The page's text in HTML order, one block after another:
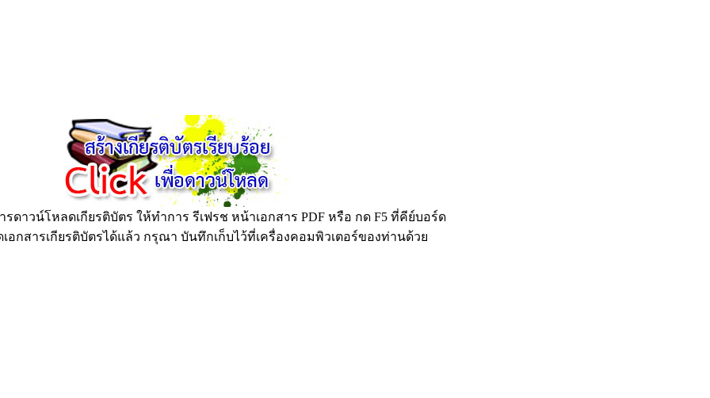
ดาวน์โหลดเกียรติบัตร ให้ทำการ รีเฟรช หน้าเอกสาร PDF หรือ กด F5 ที่คีย์บอร์ด
อกสารเกียรติบัตรได้แล้ว กรุณา บันทึกเก็บไว้ที่เครื่องคอมพิวเตอร์ของท่านด้วย